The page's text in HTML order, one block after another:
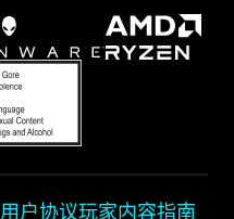
用户协议玩家内容指南